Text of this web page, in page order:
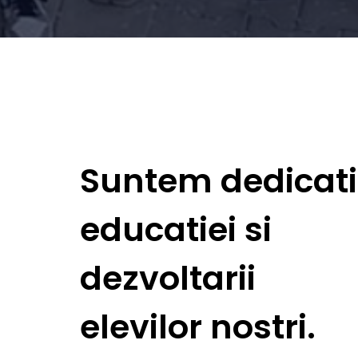
Suntem dedicati
educatiei si
dezvoltarii
elevilor nostri.